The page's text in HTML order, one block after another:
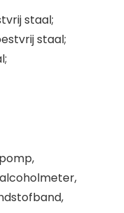
staal;
staal;